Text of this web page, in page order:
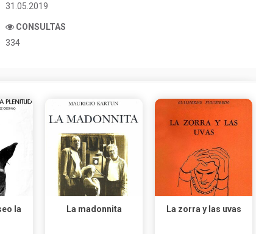
31.05.2019
CONSULTAS
334
la
La madonnita La zorra y las uvas